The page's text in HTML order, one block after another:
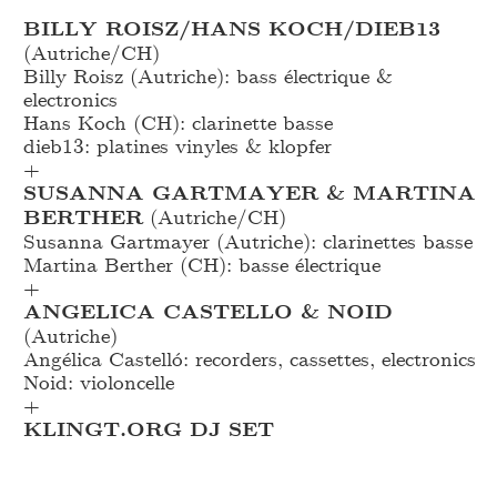
BILLY ROISZ/HANS KOCH/DIEB13
(Autriche/CH)
Billy Roisz (Autriche): bass électrique &
electronics
Hans Koch (CH): clarinette basse
dieb13: platines vinyles & klopfer
+
SUSANNA GARTMAYER & MARTINA
BERTHER(Autriche/CH)
Susanna Gartmayer (Autriche): clarinettes basse
Martina Berther (CH): basse électrique
+
ANGELICA CASTELLO & NOID
(Autriche)
Angélica Castelló: recorders, cassettes, electronics
Noid: violoncelle
+
KLINGT.ORG DJ SET